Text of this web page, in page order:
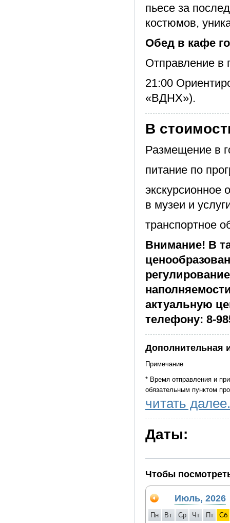
пьесе за
костюмов,
Обед в кафе
Отправление в
21:00
«ВДНХ»).
В
Размещение в
питание по
экскурсионное
в музеи и
транспортное
Внимание! В
актуальную
телефону: 8-
Дополнительная
Примечание
* Время отправления и
обязательным пунктом
* Компания оставляет за
* При количестве
* Рассадка в автобусе
начала тура. В случае
читать
Даты:
Чтобы
Июль, 2026
Пн Вт Ср Чт Пт Сб